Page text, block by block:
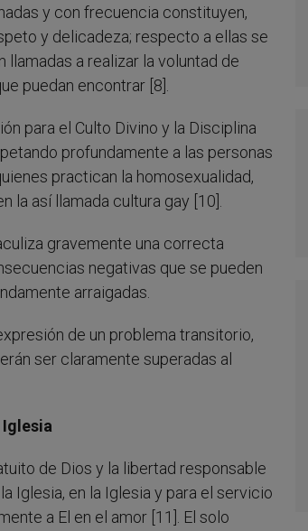
y con frecuencia constituyen,
y delicadeza; respecto a ellas se
a realizar la voluntad de
puedan encontrar [8].
para el Culto Divino y la Disciplina
profundamente a las personas
practican la homosexualidad,
la así llamada cultura gay [10].
gravemente una correcta
negativas que se pueden
arraigadas.
de un problema transitorio,
ser claramente superadas al
de Dios y la libertad responsable
Iglesia, en la Iglesia y para el servicio
a El en el amor [11]. El solo